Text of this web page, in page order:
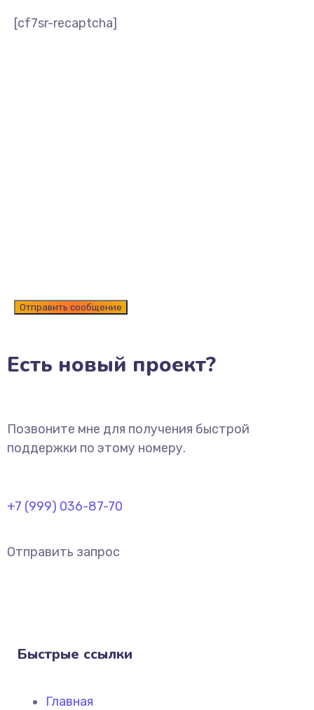
[cf7sr-recaptcha]
Есть новый проект?
Позвоните мне для получения быстрой
поддержки по этому номеру.
+7 (999) 036-87-70
Отправить запрос
Быстрые ссылки
Главная